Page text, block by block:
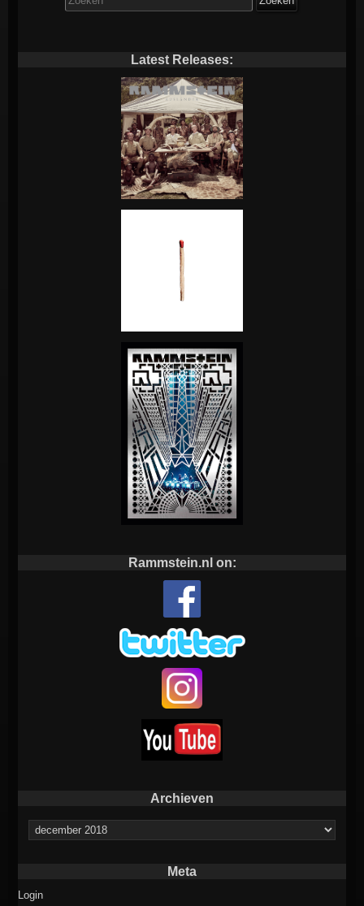
naar:
Latest Releases:
Rammstein.nl on:
Archieven
Archieven
Meta
Login